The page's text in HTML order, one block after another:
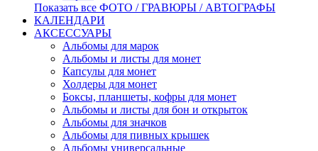
Показать все ФОТО / ГРАВЮРЫ / АВТОГРАФЫ
КАЛЕНДАРИ
АКСЕССУАРЫ
Альбомы для марок
Альбомы и листы для монет
Капсулы для монет
Холдеры для монет
Боксы, планшеты, кофры для монет
Альбомы и листы для бон и открыток
Альбомы для значков
Альбомы для пивных крышек
Альбомы универсальные